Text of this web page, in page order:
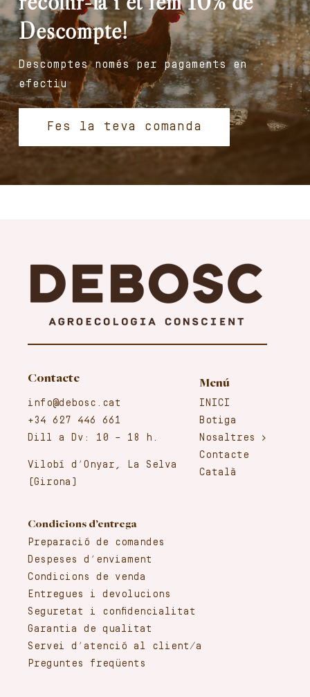
Descompte!
Descomptes només per pagaments en
efectiu
Fes la teva comanda
Menú
INICI
Botiga
Nosaltres
Contacte
Català
Contacte
info@debosc.cat
+34 627 446 661
Dill a Dv: 10 – 18 h.
Vilobí d’Onyar, La Selva
(Girona)
Condicions d’entrega
Preparació de comandes
Despeses d’enviament
Condicions de venda
Entregues i devolucions
Seguretat i confidencialitat
Garantia de qualitat
Servei d’atenció al client/a
Preguntes freqüents